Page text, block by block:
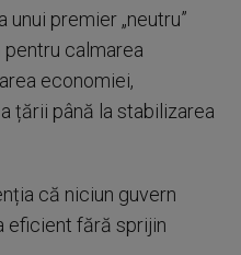
premier „neutru”
calmarea
economiei,
țării până la stabilizarea
că niciun guvern
eficient fără sprijin